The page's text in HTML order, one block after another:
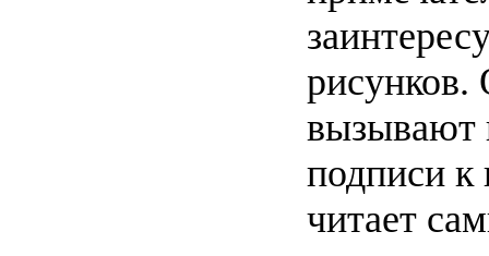
рисунков.
вызывают
подписи к
читает